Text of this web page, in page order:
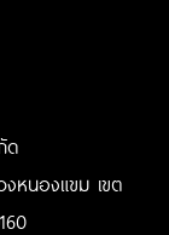
ด
หนองแขม เขต